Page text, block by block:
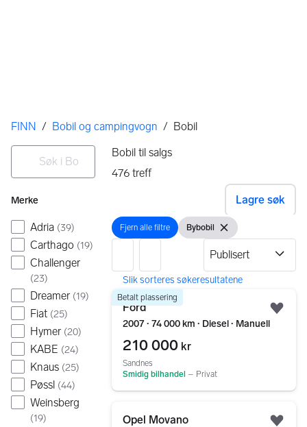
Her er du
FINN / Bobil og campingvogn / Bobil
Filtre
Søk i Bobil
Merke
Adria (39)
Carthago (19)
Challenger
(23)
Dreamer (19)
Fiat (25)
Hymer (20)
KABE (24)
Knaus (25)
Pøssl (44)
Weinsberg
(19)
Bobil til salgs
476treff
Lagre søk
Fjern alle filtre
Fjern alle filtre Vis filter
Bybobil Fjern filteret
476 resultater
Betalt plassering
Ford
2007 ∙ 74 000 km ∙ Diesel ∙ Manuell
210 000 kr
Sandnes
Smidig bilhandel – Privat
Gå til annonsen
Opel Movano